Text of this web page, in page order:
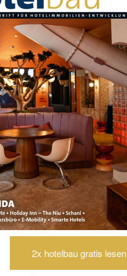
2x hotelbau gratis lesen